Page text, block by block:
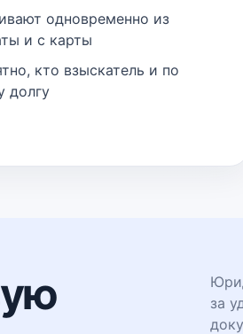
одновременно из
и с карты
кто взыскатель и по
долгу
за